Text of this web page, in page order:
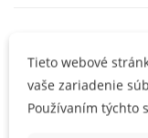
HDF telo,
s brúsnou
Tieto webové
vaše zariadenie
Používaním týchto